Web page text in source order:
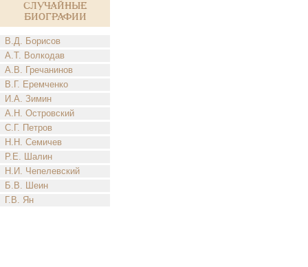
Случайные
биографии
В.Д. Борисов
А.Т. Волкодав
А.В. Гречанинов
В.Г. Еремченко
И.А. Зимин
А.Н. Островский
С.Г. Петров
Н.Н. Семичев
Р.Е. Шалин
Н.И. Чепелевский
Б.В. Шеин
Г.В. Ян